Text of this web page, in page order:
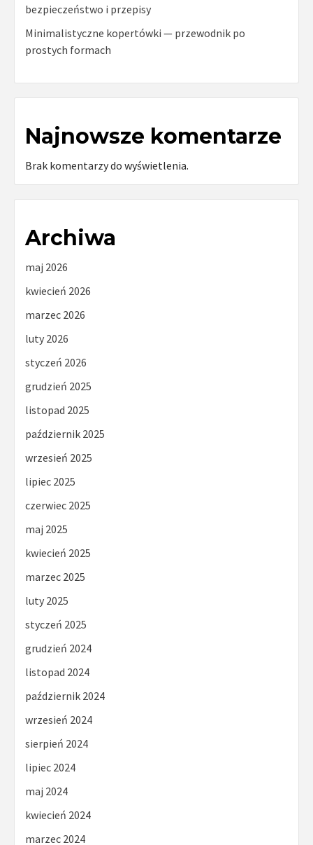
bezpieczeństwo i przepisy
Minimalistyczne kopertówki — przewodnik po
prostych formach
Najnowsze komentarze
Brak komentarzy do wyświetlenia.
Archiwa
maj 2026
kwiecień 2026
marzec 2026
luty 2026
styczeń 2026
grudzień 2025
listopad 2025
październik 2025
wrzesień 2025
lipiec 2025
czerwiec 2025
maj 2025
kwiecień 2025
marzec 2025
luty 2025
styczeń 2025
grudzień 2024
listopad 2024
październik 2024
wrzesień 2024
sierpień 2024
lipiec 2024
maj 2024
kwiecień 2024
marzec 2024